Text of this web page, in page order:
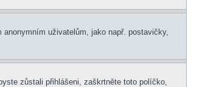
uživatelům, jako např. postavičky,
zůstali přihlášeni, zaškrtněte toto políčko,